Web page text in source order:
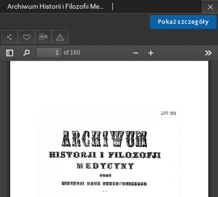
Pokaż szczegóły
Archiwum Historii i Filozofii Medycyny oraz Historii Nauk Przyrodniczych 1928 T.8 z.1